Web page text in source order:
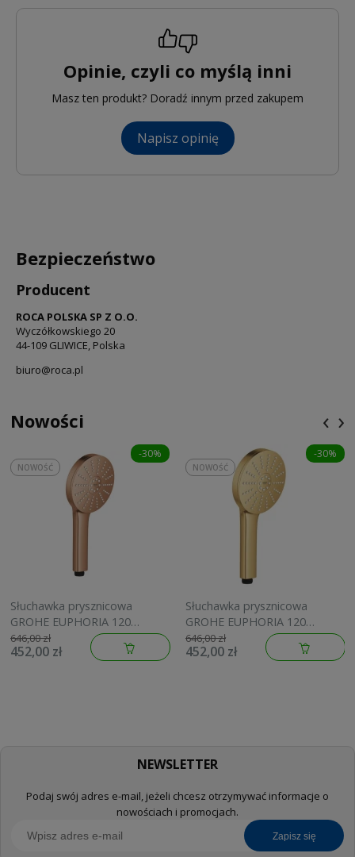
Opinie, czyli co myślą inni
Masz ten produkt? Doradź innym przed zakupem
Napisz opinię
Bezpieczeństwo
Producent
ROCA POLSKA SP Z O.O.
Wyczółkowskiego 20
44-109 GLIWICE, Polska
biuro@roca.pl
Nowości
-30%
Słuchawka prysznicowa
GROHE EUPHORIA 120
brushed warm sunset
134883DL00
646,00 zł
452,00 zł
NOWOŚĆ
-30%
Słuchawka prysznicowa
GROHE EUPHORIA 120
brushed cool sunrise
134883GN00
646,00 zł
452,00 zł
NOWOŚĆ
‹ ›
NEWSLETTER
Podaj swój adres e-mail, jeżeli chcesz otrzymywać informacje o
nowościach i promocjach.
zapisz się